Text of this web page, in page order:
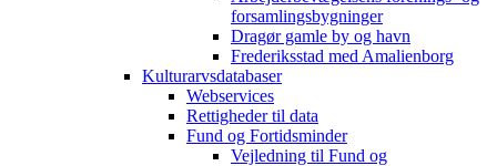
forsamlingsbygninger
Dragør gamle by og havn
Frederiksstad med Amalienborg
Kulturarvsdatabaser
Webservices
Rettigheder til data
Fund og Fortidsminder
Vejledning til Fund og